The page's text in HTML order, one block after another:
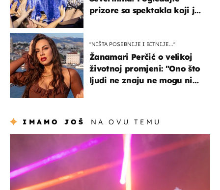
prizore sa spektakla koji je
''NIŠTA POSEBNIJE I BITNIJE...''
Žanamari Perčić o velikoj
životnoj promjeni: "Ono što
ljudi ne znaju ne mogu ni
IMAMO JOŠ NA OVU TEMU